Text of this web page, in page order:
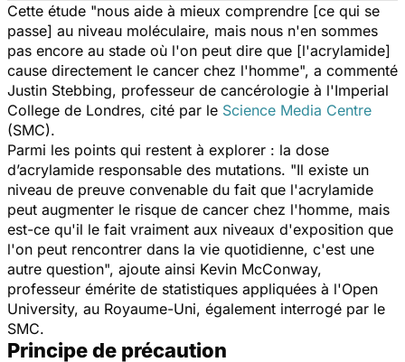
Cette étude "nous aide à mieux comprendre [ce qui se
passe] au niveau moléculaire, mais nous n'en sommes
pas encore au stade où l'on peut dire que [l'acrylamide]
cause directement le cancer chez l'homme", a commenté
Justin Stebbing, professeur de cancérologie à l'Imperial
College de Londres, cité par le Science Media Centre
(SMC).
Parmi les points qui restent à explorer : la dose
d’acrylamide responsable des mutations. "Il existe un
niveau de preuve convenable du fait que l'acrylamide
peut augmenter le risque de cancer chez l'homme, mais
est-ce qu'il le fait vraiment aux niveaux d'exposition que
l'on peut rencontrer dans la vie quotidienne, c'est une
autre question", ajoute ainsi Kevin McConway,
professeur émérite de statistiques appliquées à l'Open
University, au Royaume-Uni, également interrogé par le
SMC.
Principe de précaution